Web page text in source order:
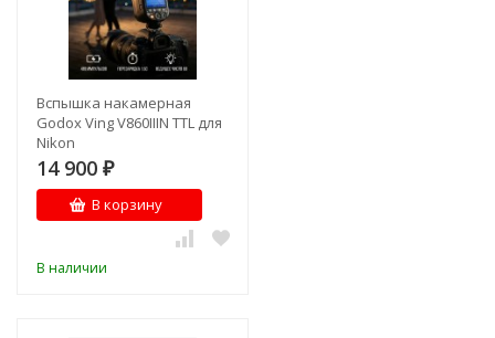
Вспышка накамерная
Godox Ving V860IIIN TTL для
Nikon
14 900 ₽
В корзину
В наличии